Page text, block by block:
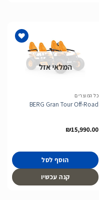
המלאי אזל
כל המוצרים
BERG Gran Tour Off-Road
₪15,990.00
הוסף לסל
קנה עכשיו